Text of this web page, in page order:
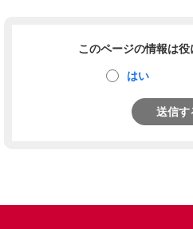
このページの情報は役
はい
送信す